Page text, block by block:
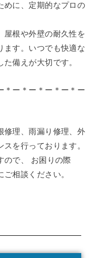
めに、定期的なプロの
屋根や外壁の耐久性を
ます。いつでも快適な
備えが大切です。
＊ー＊ー＊ー＊ー＊ー
修理、雨漏り修理、外
を行っております。
ので、 お困りの際
相談ください。